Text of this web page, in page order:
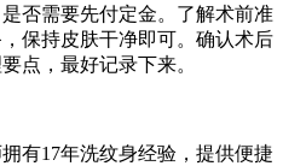
否需要先付定金。了解术前准
保持皮肤干净即可。确认术后
点，最好记录下来。
有17年洗纹身经验，提供便捷